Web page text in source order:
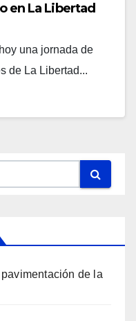
en La Libertad
una jornada de
de La Libertad...
de la